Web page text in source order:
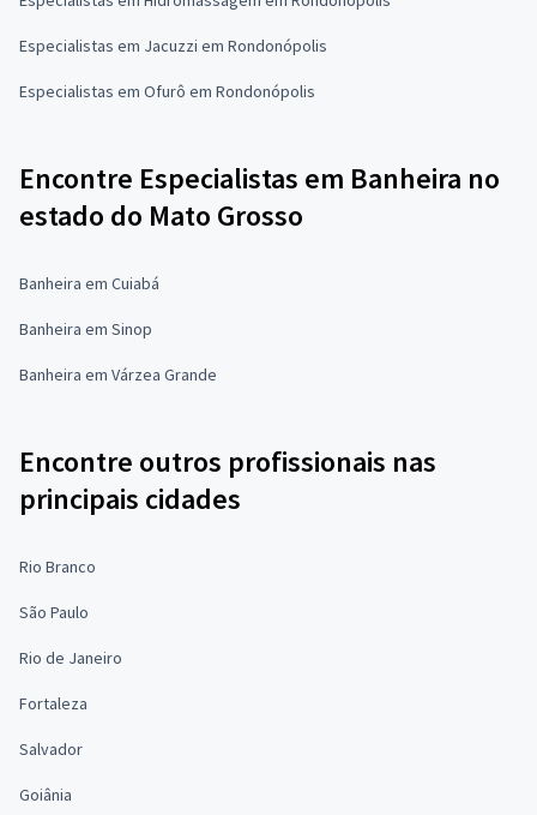
Especialistas em Jacuzzi em Rondonópolis
Especialistas em Ofurô em Rondonópolis
Encontre Especialistas em Banheira no
estado do Mato Grosso
Banheira em Cuiabá
Banheira em Sinop
Banheira em Várzea Grande
Encontre outros profissionais nas
principais cidades
Rio Branco
São Paulo
Rio de Janeiro
Fortaleza
Salvador
Goiânia